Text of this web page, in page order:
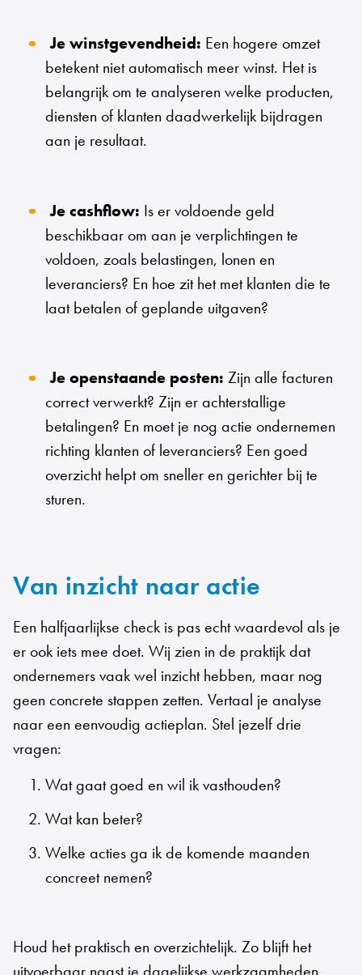
Je winstgevendheid: Een hogere omzet
betekent niet automatisch meer winst. Het is
belangrijk om te analyseren welke producten,
diensten of klanten daadwerkelijk bijdragen
aan je resultaat.
Je cashflow: Is er voldoende geld
beschikbaar om aan je verplichtingen te
voldoen, zoals belastingen, lonen en
leveranciers? En hoe zit het met klanten die te
laat betalen of geplande uitgaven?
Je openstaande posten: Zijn alle facturen
correct verwerkt? Zijn er achterstallige
betalingen? En moet je nog actie ondernemen
richting klanten of leveranciers? Een goed
overzicht helpt om sneller en gerichter bij te
sturen.
Van inzicht naar actie
Een halfjaarlijkse check is pas echt waardevol als je
er ook iets mee doet. Wij zien in de praktijk dat
ondernemers vaak wel inzicht hebben, maar nog
geen concrete stappen zetten. Vertaal je analyse
naar een eenvoudig actieplan. Stel jezelf drie
vragen:
Wat gaat goed en wil ik vasthouden?
Wat kan beter?
Welke acties ga ik de komende maanden
concreet nemen?
Houd het praktisch en overzichtelijk. Zo blijft het